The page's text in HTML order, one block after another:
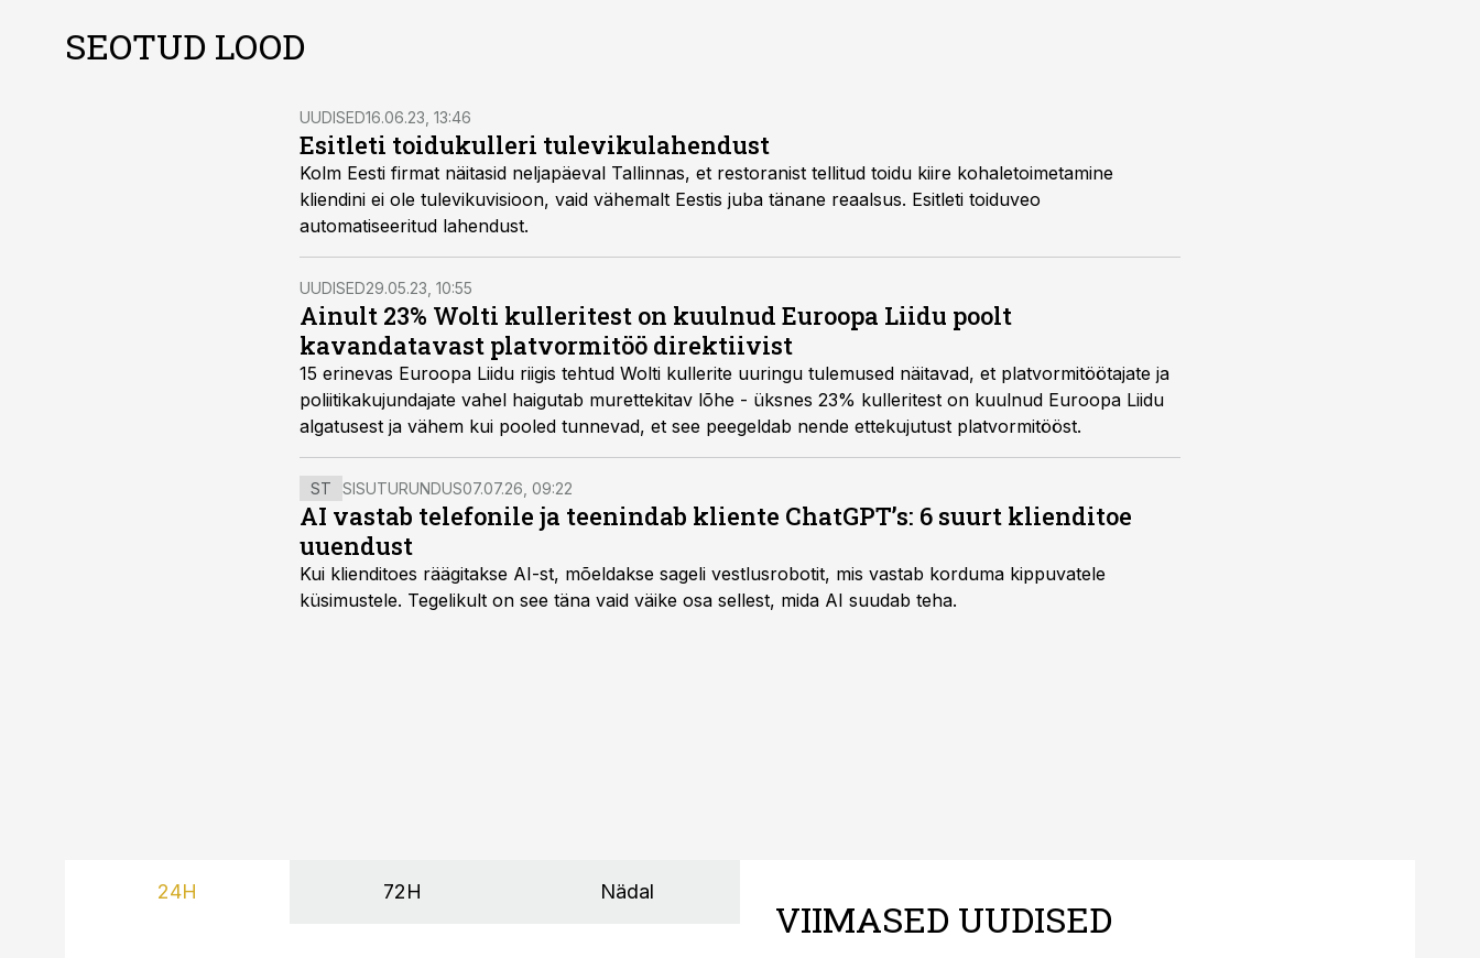
SEOTUD LOOD
UUDISED16.06.23, 13:46
Esitleti toidukulleri tulevikulahendust
Kolm Eesti firmat näitasid neljapäeval Tallinnas, et restoranist tellitud toidu kiire kohaletoimetamine
kliendini ei ole tulevikuvisioon, vaid vähemalt Eestis juba tänane reaalsus. Esitleti toiduveo
automatiseeritud lahendust.
UUDISED29.05.23, 10:55
Ainult 23% Wolti kulleritest on kuulnud Euroopa Liidu poolt
kavandatavast platvormitöö direktiivist
15 erinevas Euroopa Liidu riigis tehtud Wolti kullerite uuringu tulemused näitavad, et platvormitöötajate ja
poliitikakujundajate vahel haigutab murettekitav lõhe - üksnes 23% kulleritest on kuulnud Euroopa Liidu
algatusest ja vähem kui pooled tunnevad, et see peegeldab nende ettekujutust platvormitööst.
ST SISUTURUNDUS07.07.26, 09:22
AI vastab telefonile ja teenindab kliente ChatGPT’s: 6 suurt klienditoe
uuendust
Kui klienditoes räägitakse AI-st, mõeldakse sageli vestlusrobotit, mis vastab korduma kippuvatele
küsimustele. Tegelikult on see täna vaid väike osa sellest, mida AI suudab teha.
24H 72H Nädal
VIIMASED UUDISED